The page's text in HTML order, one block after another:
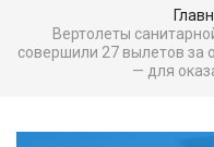
Вертолеты
совершили 27 вылетов за
— для